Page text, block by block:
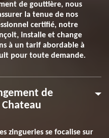
de gouttière, nous
la tenue de nos
certifié, notre
installe et change
à un tarif abordable à
pour toute demande.
de
zingueries se focalise sur